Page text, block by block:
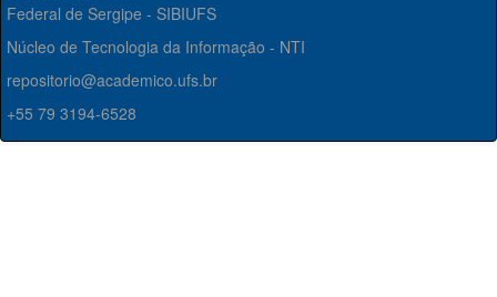
Federal de Sergipe - SIBIUFS
Núcleo de Tecnologia da Informação - NTI
repositorio@academico.ufs.br
+55 79 3194-6528